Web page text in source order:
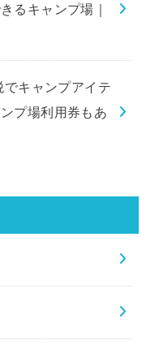
るキャンプ場｜
でキャンプアイテ
プ場利用券もあ